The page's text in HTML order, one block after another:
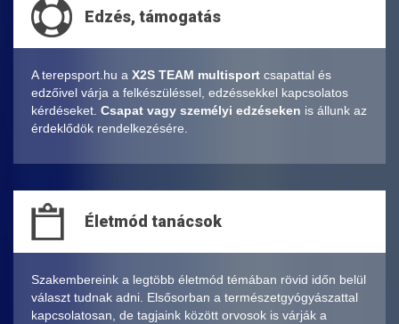
Edzés, támogatás
A terepsport.hu a X2S TEAM multisport csapattal és
edzőivel várja a felkészüléssel, edzéssekkel kapcsolatos
kérdéseket. Csapat vagy személyi edzéseken is állunk az
érdeklődök rendelkezésére.
Életmód tanácsok
Szakembereink a legtöbb életmód témában rövid időn belül
választ tudnak adni. Elsősorban a természetgyógyászattal
kapcsolatosan, de tagjaink között orvosok is várják a